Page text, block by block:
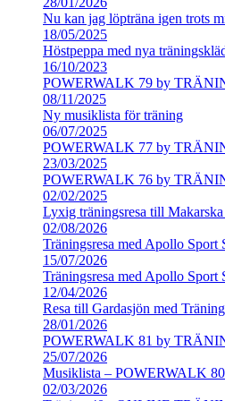
Nu kan jag löpträna igen trots
18/05/2025
Höstpeppa med nya
16/10/2023
POWERWALK 79 by
08/11/2025
Ny musiklista för träning
06/07/2025
POWERWALK 77 by
23/03/2025
POWERWALK 76 by
02/02/2025
Lyxig träningsresa till
02/08/2026
Träningsresa med Apollo
15/07/2026
Träningsresa med Apollo
12/04/2026
Resa till Gardasjön med
28/01/2026
POWERWALK 81 by
25/07/2026
Musiklista – POWERWALK
02/03/2026